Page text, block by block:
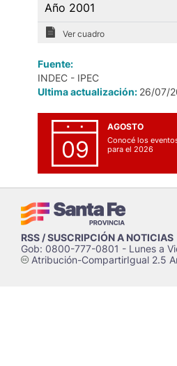
Año 2001
Ver cuadro
Fuente:
INDEC - IPEC
Ultima actualización: 26/07/
09
AGOSTO
Conocé los
para el 2026
RSS / SUSCRIPCIÓN A NOTICIAS
Gob: 0800-777-0801 - Lunes a
cAtribución-CompartirIgual 2.5